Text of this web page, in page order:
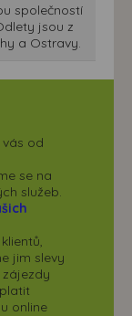
společností
jsou z
a Ostravy.
od
se na
služeb.
jim slevy
online